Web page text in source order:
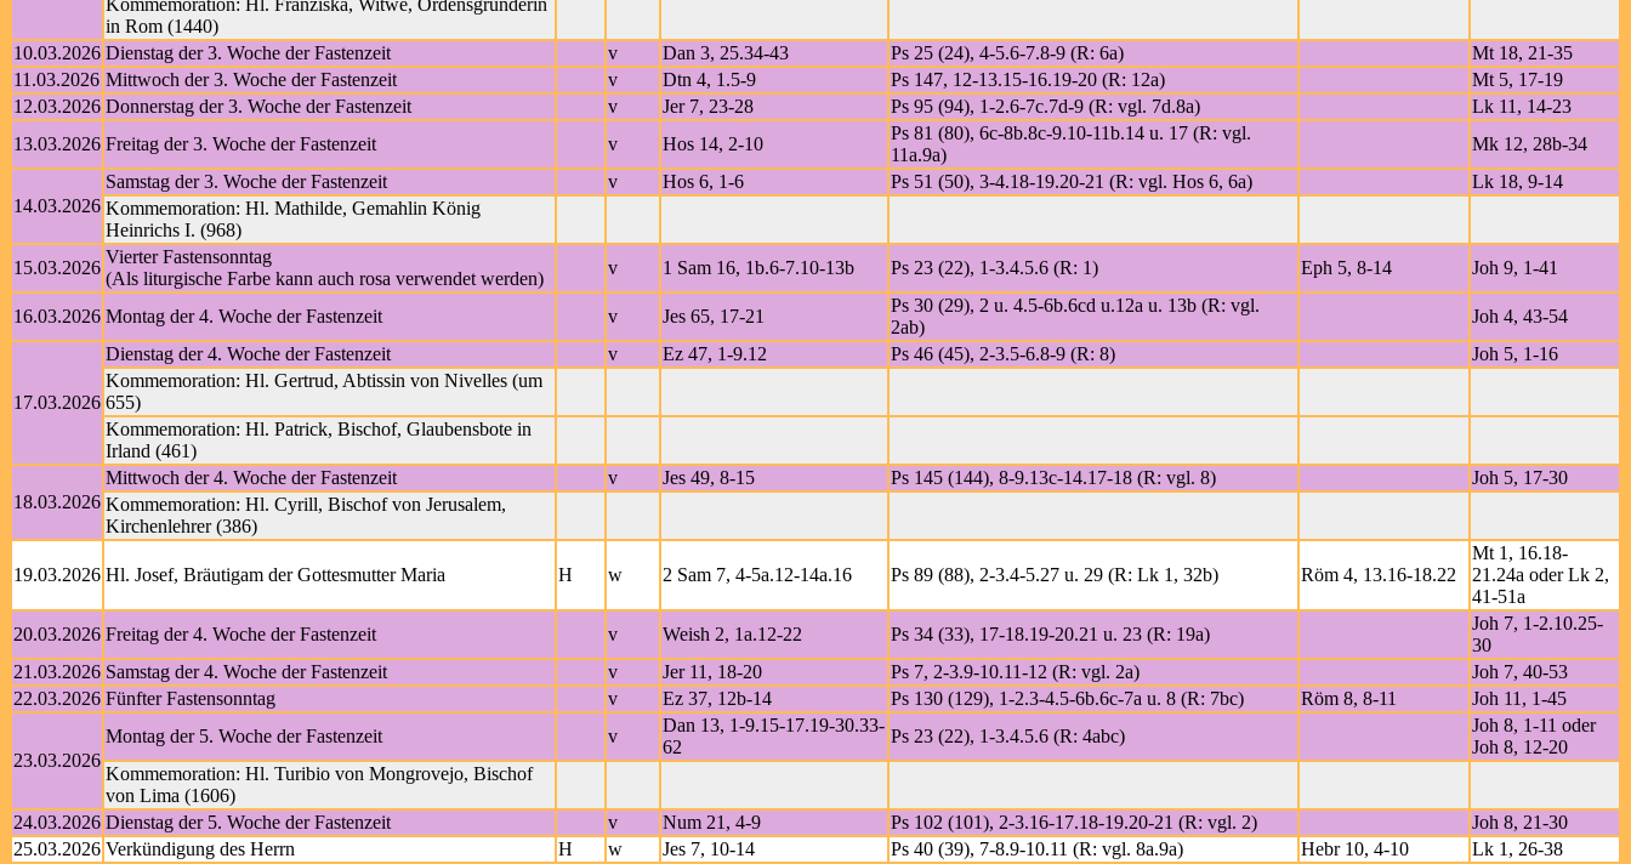
Kommemoration: Hl. Franziska, Witwe, Ordensgründerin
in Rom (1440)
10.03.2026 Dienstag der 3. Woche der Fastenzeit v Dan 3, 25.34-43 Ps 25 (24), 4-5.6-7.8-9 (R: 6a)
Mt 18, 21-35
11.03.2026 Mittwoch der 3. Woche der Fastenzeit v Dtn 4, 1.5-9 Ps 147, 12-13.15-16.19-20 (R: 12a)
Mt 5, 17-19
12.03.2026 Donnerstag der 3. Woche der Fastenzeit v Jer 7, 23-28 Ps 95 (94), 1-2.6-7c.7d-9 (R: vgl. 7d.8a)
Lk 11, 14-23
13.03.2026 Freitag der 3. Woche der Fastenzeit v Hos 14, 2-10
Ps 81 (80), 6c-8b.8c-9.10-11b.14 u. 17 (R: vgl.
11a.9a)
Mk 12, 28b-34
14.03.2026
Samstag der 3. Woche der Fastenzeit v Hos 6, 1-6 Ps 51 (50), 3-4.18-19.20-21 (R: vgl. Hos 6, 6a)
Lk 18, 9-14
Kommemoration: Hl. Mathilde, Gemahlin König
Heinrichs I. (968)
15.03.2026
Vierter Fastensonntag
(Als liturgische Farbe kann auch rosa verwendet werden)
v 1 Sam 16, 1b.6-7.10-13b Ps 23 (22), 1-3.4.5.6 (R: 1) Eph 5, 8-14 Joh 9, 1-41
16.03.2026 Montag der 4. Woche der Fastenzeit v Jes 65, 17-21
Ps 30 (29), 2 u. 4.5-6b.6cd u.12a u. 13b (R: vgl.
2ab)
Joh 4, 43-54
17.03.2026
Dienstag der 4. Woche der Fastenzeit v Ez 47, 1-9.12 Ps 46 (45), 2-3.5-6.8-9 (R: 8)
Joh 5, 1-16
Kommemoration: Hl. Gertrud, Abtissin von Nivelles (um
655)
Kommemoration: Hl. Patrick, Bischof, Glaubensbote in
Irland (461)
18.03.2026
Mittwoch der 4. Woche der Fastenzeit v Jes 49, 8-15 Ps 145 (144), 8-9.13c-14.17-18 (R: vgl. 8)
Joh 5, 17-30
Kommemoration: Hl. Cyrill, Bischof von Jerusalem,
Kirchenlehrer (386)
19.03.2026 Hl. Josef, Bräutigam der Gottesmutter Maria H w 2 Sam 7, 4-5a.12-14a.16 Ps 89 (88), 2-3.4-5.27 u. 29 (R: Lk 1, 32b) Röm 4, 13.16-18.22
Mt 1, 16.18-
21.24a oder Lk 2,
41-51a
20.03.2026 Freitag der 4. Woche der Fastenzeit v Weish 2, 1a.12-22 Ps 34 (33), 17-18.19-20.21 u. 23 (R: 19a)
Joh 7, 1-2.10.25-
30
21.03.2026 Samstag der 4. Woche der Fastenzeit v Jer 11, 18-20 Ps 7, 2-3.9-10.11-12 (R: vgl. 2a)
Joh 7, 40-53
22.03.2026 Fünfter Fastensonntag v Ez 37, 12b-14 Ps 130 (129), 1-2.3-4.5-6b.6c-7a u. 8 (R: 7bc) Röm 8, 8-11 Joh 11, 1-45
23.03.2026
Montag der 5. Woche der Fastenzeit v
Dan 13, 1-9.15-17.19-30.33-
62
Ps 23 (22), 1-3.4.5.6 (R: 4abc)
Joh 8, 1-11 oder
Joh 8, 12-20
Kommemoration: Hl. Turibio von Mongrovejo, Bischof
von Lima (1606)
24.03.2026 Dienstag der 5. Woche der Fastenzeit v Num 21, 4-9 Ps 102 (101), 2-3.16-17.18-19.20-21 (R: vgl. 2)
Joh 8, 21-30
25.03.2026 Verkündigung des Herrn H w Jes 7, 10-14 Ps 40 (39), 7-8.9-10.11 (R: vgl. 8a.9a) Hebr 10, 4-10 Lk 1, 26-38